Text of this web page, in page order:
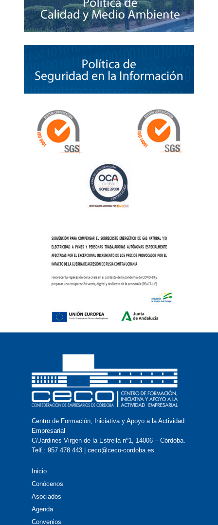
Centro de Formación, Iniciativa y Apoyo a la Actividad
Empresarial
C/Jardines Virgen de la Estrella nº1, 14006 – Córdoba.
Telf.: 957 478 443 | ceco@ceco-cordoba.es
Inicio
Conócenos
Asociados
Agenda
Convenios